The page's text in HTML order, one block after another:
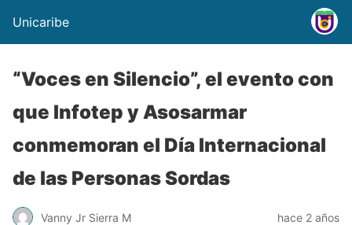
Unicaribe
“Voces en Silencio”, el evento con
que Infotep y Asosarmar
conmemoran el Día Internacional
de las Personas Sordas
Vanny Jr Sierra M hace 2 años